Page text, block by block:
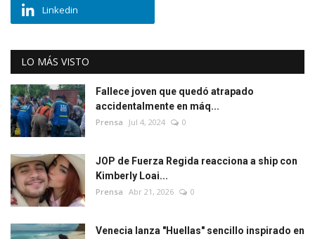
Linkedin
LO MÁS VISTO
Fallece joven que quedó atrapado
accidentalmente en máq...
Prensa Jul 4, 2024 0
JOP de Fuerza Regida reacciona a ship con
Kimberly Loai...
Prensa Abr 21, 2026 0
Venecia lanza "Huellas" sencillo inspirado en